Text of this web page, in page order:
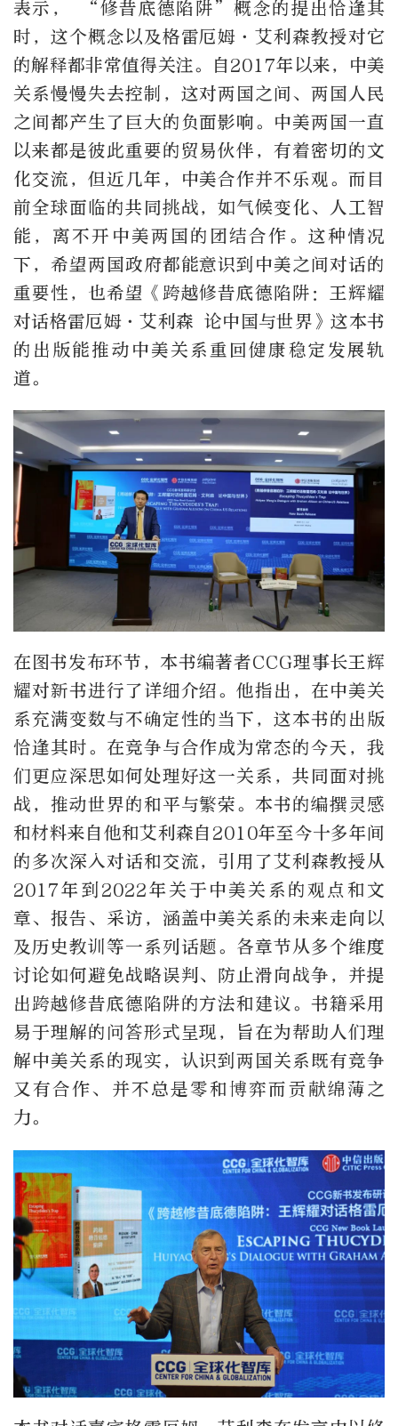
表示， “修昔底德陷阱”概念的提出恰逢其
时，这个概念以及格雷厄姆·艾利森教授对它
的解释都非常值得关注。自2017年以来，中美
关系慢慢失去控制，这对两国之间、两国人民
之间都产生了巨大的负面影响。中美两国一直
以来都是彼此重要的贸易伙伴，有着密切的文
化交流，但近几年，中美合作并不乐观。而目
前全球面临的共同挑战，如气候变化、人工智
能，离不开中美两国的团结合作。这种情况
下，希望两国政府都能意识到中美之间对话的
重要性，也希望《跨越修昔底德陷阱：王辉耀
对话格雷厄姆·艾利森 论中国与世界》这本书
的出版能推动中美关系重回健康稳定发展轨
道。
在图书发布环节，本书编著者CCG理事长王辉
耀对新书进行了详细介绍。他指出，在中美关
系充满变数与不确定性的当下，这本书的出版
恰逢其时。在竞争与合作成为常态的今天，我
们更应深思如何处理好这一关系，共同面对挑
战，推动世界的和平与繁荣。本书的编撰灵感
和材料来自他和艾利森自2010年至今十多年间
的多次深入对话和交流，引用了艾利森教授从
2017年到2022年关于中美关系的观点和文
章、报告、采访，涵盖中美关系的未来走向以
及历史教训等一系列话题。各章节从多个维度
讨论如何避免战略误判、防止滑向战争，并提
出跨越修昔底德陷阱的方法和建议。书籍采用
易于理解的问答形式呈现，旨在为帮助人们理
解中美关系的现实，认识到两国关系既有竞争
又有合作、并不总是零和博弈而贡献绵薄之
力。